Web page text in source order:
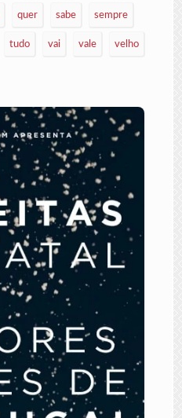
quer sabe sempre
tudo vai vale velho